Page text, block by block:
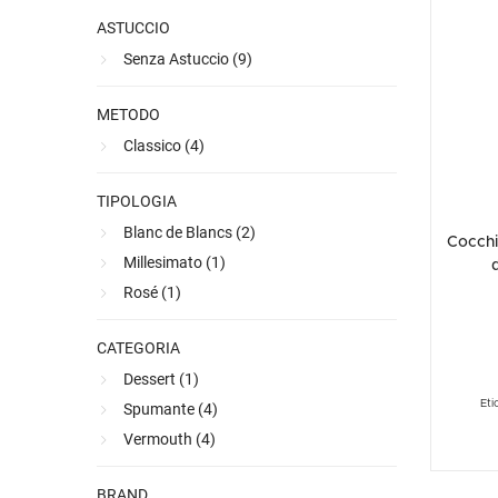
Accessori NEW
Tutte
Accessori
NEW
Ultimi arrivi
NEW
Alcohol free
Tutti i
Tutte
ASTUCCIO
Senza Astuccio (9)
METODO
Classico (4)
TIPOLOGIA
Blanc de Blancs (2)
Millesimato (1)
Rosé (1)
CATEGORIA
Dessert (1)
Spumante (4)
Vermouth (4)
tempo
l'intera
tutt'oggi i